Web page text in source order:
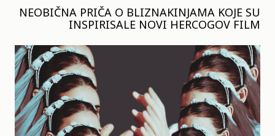
NEOBIČNA PRIČA O BLIZNAKINJAMA KOJE SU
INSPIRISALE NOVI HERCOGOV FILM